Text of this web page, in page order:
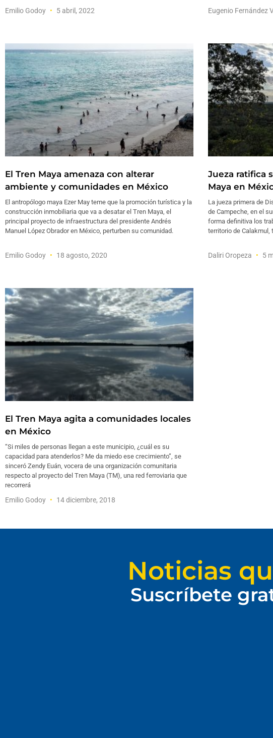
Emilio Godoy 5 abril, 2022 Eugenio Fernández
El Tren Maya amenaza con alterar
ambiente y comunidades en México
El antropólogo maya Ezer May teme que la promoción turística y la
construcción inmobiliaria que va a desatar el Tren Maya, el
principal proyecto de infraestructura del presidente Andrés
Manuel López Obrador en México, perturben su comunidad.
Emilio Godoy 18 agosto, 2020
Jueza ratifica
Maya en
La jueza primera de
de Campeche, en el
forma definitiva los
territorio de Calakmul,
Daliri Oropeza 5
El Tren Maya agita a comunidades locales
en México
“Si miles de personas llegan a este municipio, ¿cuál es su
capacidad para atenderlos? Me da miedo ese crecimiento”, se
sinceró Zendy Euán, vocera de una organización comunitaria
respecto al proyecto del Tren Maya (TM), una red ferroviaria que
recorrerá
Emilio Godoy 14 diciembre, 2018
Noticias
Suscríbete